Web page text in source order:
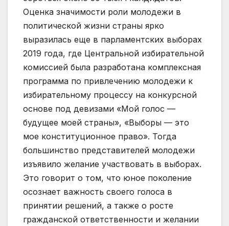
Оценка значимости роли молодежи в
политической жизни страны ярко
выразилась еще в парламентских выборах
2019 года, где Центральной избирательной
комиссией была разработана комплексная
программа по привлечению молодежи к
избирательному процессу на конкурсной
основе под девизами «Мой голос —
будущее моей страны», «Выборы — это
мое конституционное право». Тогда
большинство представителей молодежи
изъявило желание участвовать в выборах.
Это говорит о том, что юное поколение
осознает важность своего голоса в
принятии решений, а также о росте
гражданской ответственности и желании